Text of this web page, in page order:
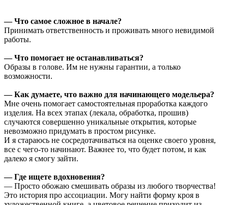
—Что самое сложное в начале?
Принимать ответственность и проживать много невидимой
работы.
—Что помогает не останавливаться?
Образы в голове. Им не нужны гарантии, а только
возможности.
—Как думаете, что важно для начинающего модельера?
Мне очень помогает самостоятельная проработка каждого
изделия. На всех этапах (лекала, обработка, прошив)
случаются совершенно уникальные открытия, которые
невозможно придумать в простом рисунке.
И я стараюсь не сосредотачиваться на оценке своего уровня,
все с чего-то начинают. Важнее то, что будет потом, и как
далеко я смогу зайти.
—Где ищете вдохновения?
— Просто обожаю смешивать образы из любого творчества!
Это история про ассоциации. Могу найти форму кроя в